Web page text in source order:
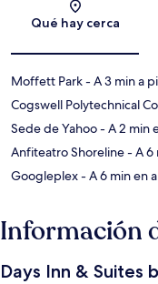
Qué hay cerca
Moffett Park- A 3 min a
Cogswell Polytechnical
Sede de Yahoo- A 2 min
Anfiteatro Shoreline- A 6
Googleplex- A 6 min en
Información
Days Inn & Suites